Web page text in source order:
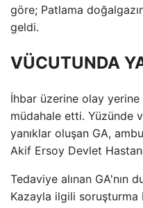
göre; Patlama
geldi.
VÜCUTUNDA
İhbar üzerine olay
müdahale etti. Yüzünde
yanıklar oluşan GA,
Akif Ersoy Devlet
Tedaviye alınan GA'nın
Kazayla ilgili soruşturma